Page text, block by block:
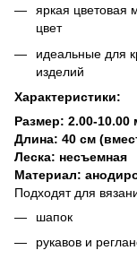
яркая цветовая
цвет
идеальные для
изделий
Характеристики:
Размер: 2.00-10.00
Длина: 40 см
Леска: несъемная
Материал:
Подходят для
шапок
рукавов и